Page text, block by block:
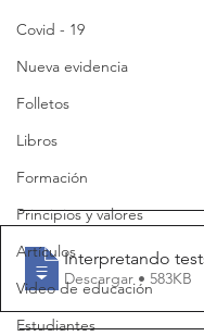
Covid - 19
Nueva evidencia
Folletos
Libros
Formación
Principios y valores
Artículos
Video de educación
Estudiantes
Interpretando
Descargar • 583KB